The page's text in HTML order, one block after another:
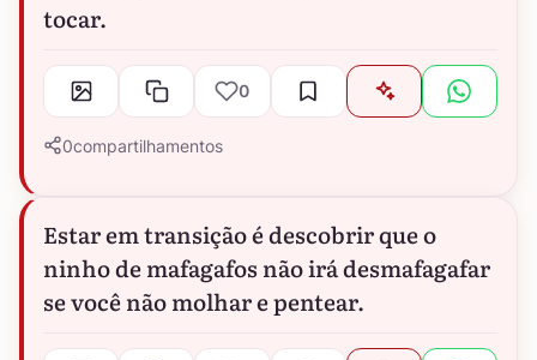
tocar.
0
0compartilhamentos
Estar em transição é descobrir que o
ninho de mafagafos não irá desmafagafar
se você não molhar e pentear.